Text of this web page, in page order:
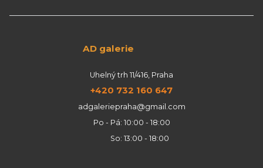
AD galerie
Uhelný trh 11/416, Praha
+420 732 160 647
adgaleriepraha@gmail.com
Po - Pá: 10:00 - 18:00
So: 13:00 - 18:00